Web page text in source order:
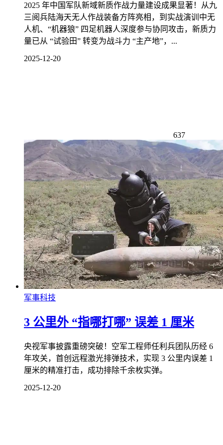
2025 年中国军队新域新质作战力量建设成果显著！从九
三阅兵陆海天无人作战装备方阵亮相，到实战演训中无
人机、“机器狼” 四足机器人深度参与协同攻击，新质力
量已从 “试验田” 转变为战斗力 “主产地”，...
2025-12-20
637
军事科技
3 公里外 “指哪打哪” 误差 1 厘米
央视军事披露重磅突破！空军工程师任利兵团队历经 6
年攻关，首创远程激光排弹技术，实现 3 公里内误差 1
厘米的精准打击，成功排除千余枚实弹。
2025-12-20